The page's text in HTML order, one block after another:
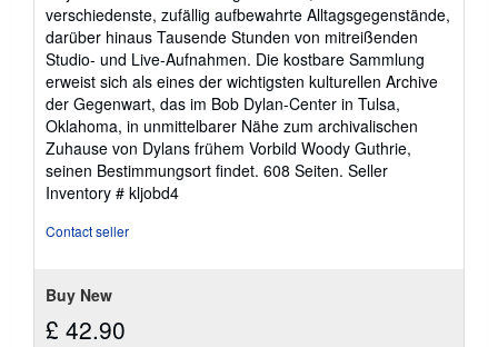
verschiedenste, zufällig aufbewahrte Alltagsgegenstände,
darüber hinaus Tausende Stunden von mitreißenden
Studio- und Live-Aufnahmen. Die kostbare Sammlung
erweist sich als eines der wichtigsten kulturellen Archive
der Gegenwart, das im Bob Dylan-Center in Tulsa,
Oklahoma, in unmittelbarer Nähe zum archivalischen
Zuhause von Dylans frühem Vorbild Woody Guthrie,
seinen Bestimmungsort findet. 608 Seiten. Seller
Inventory # kljobd4
Contact seller
Buy New
£ 42.90